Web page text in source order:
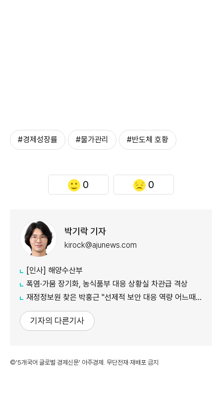
#경제성장률 #물가관리 #반도체 호황
0 0
박기락 기자
kirock@ajunews.com
[인사] 해양수산부
폭염·가뭄 장기화, 농식품부 대응 상황실 차관급 격상
재정정보원 찾은 박홍근 "선제적 보안 대응 역량 어느때보다 중요"
기자의 다른기사
©'5개국어 글로벌 경제신문' 아주경제. 무단전재·재배포 금지